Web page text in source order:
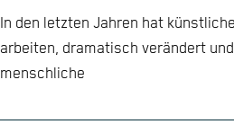
In den letzten Jahren hat
arbeiten, dramatisch verändert
menschliche